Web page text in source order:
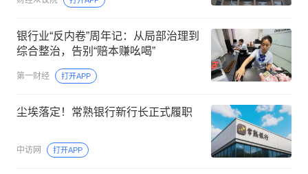
银行业“反内卷”周年记：从局部治理到
综合整治，告别“赔本赚吆喝”
第一财经 打开APP
尘埃落定！常熟银行新行长正式履职
中访网 打开APP